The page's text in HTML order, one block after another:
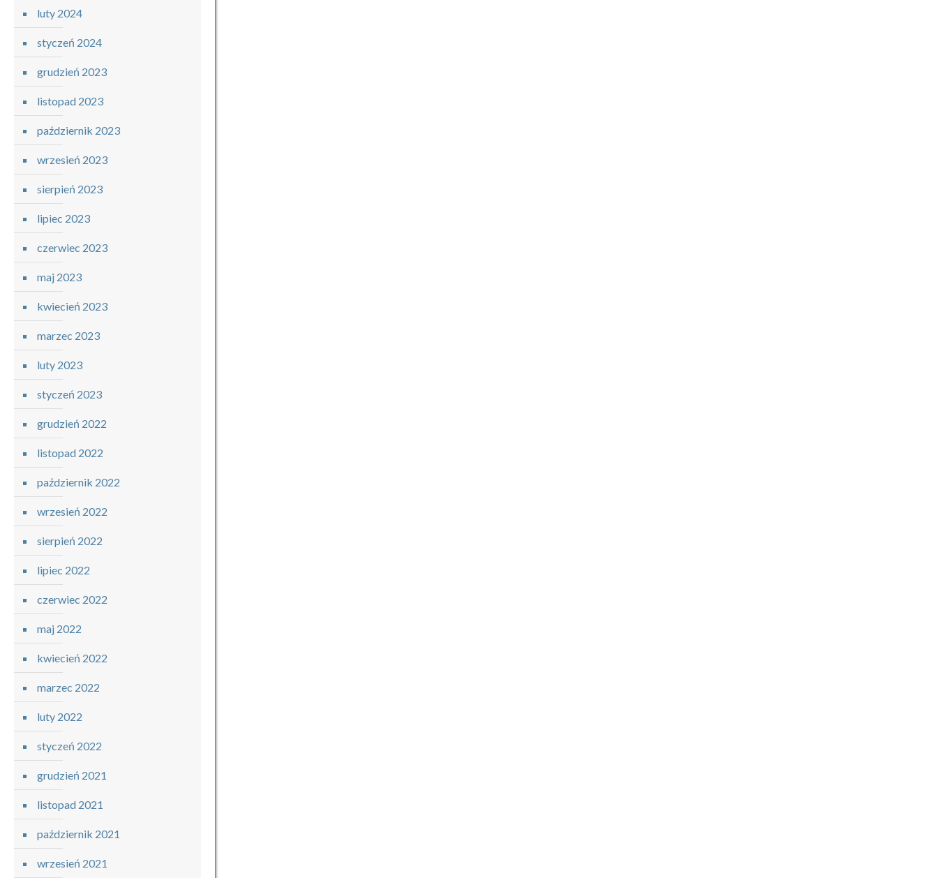
luty 2024
styczeń 2024
grudzień 2023
listopad 2023
październik 2023
wrzesień 2023
sierpień 2023
lipiec 2023
czerwiec 2023
maj 2023
kwiecień 2023
marzec 2023
luty 2023
styczeń 2023
grudzień 2022
listopad 2022
październik 2022
wrzesień 2022
sierpień 2022
lipiec 2022
czerwiec 2022
maj 2022
kwiecień 2022
marzec 2022
luty 2022
styczeń 2022
grudzień 2021
listopad 2021
październik 2021
wrzesień 2021